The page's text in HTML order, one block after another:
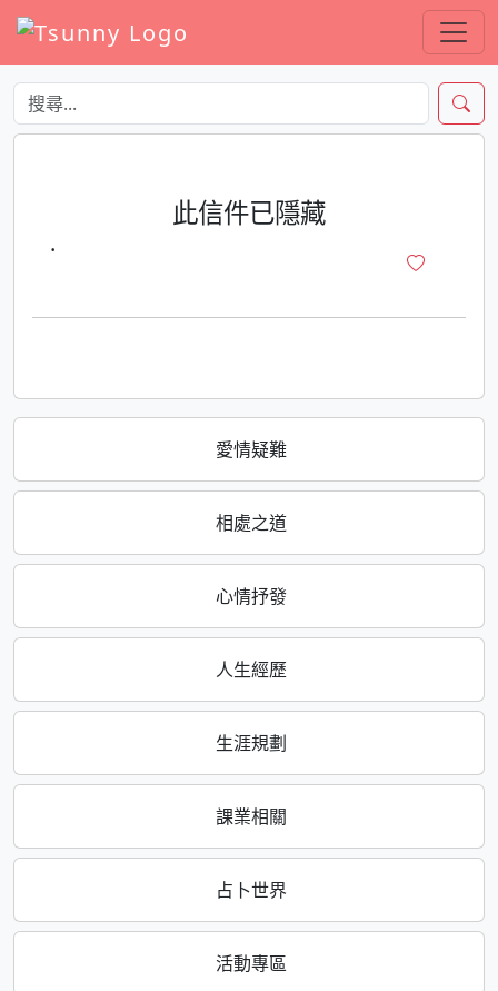
愛情疑難
相處之道
心情抒發
人生經歷
生涯規劃
課業相關
占卜世界
活動專區
此信件已隱藏
·